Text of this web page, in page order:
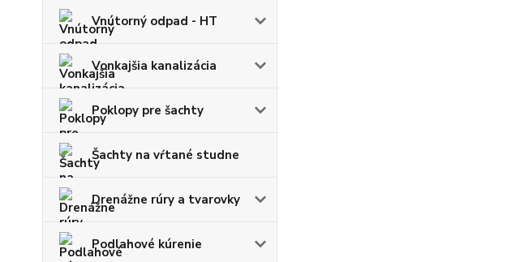
Vnútorný odpad - HT
Vonkajšia kanalizácia
Poklopy pre šachty
Šachty na vŕtané studne
Drenážne rúry a tvarovky
Podlahové kúrenie